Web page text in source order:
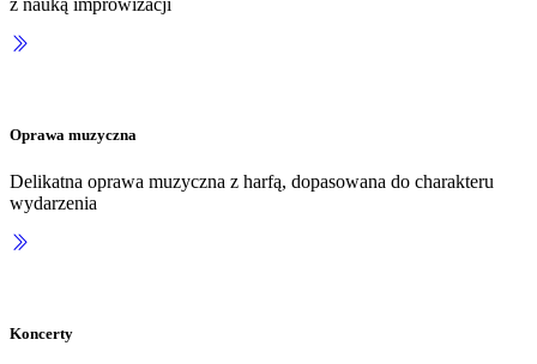
Oprawa muzyczna
Delikatna oprawa muzyczna z harfą, dopasowana do charakteru
wydarzenia
Koncerty